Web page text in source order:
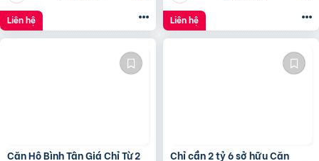
Liên hệ Liên hệ
Căn Hộ Bình Tân Giá Chỉ Từ 2
Chỉ cần 2 tỷ 6 sở hữu Căn